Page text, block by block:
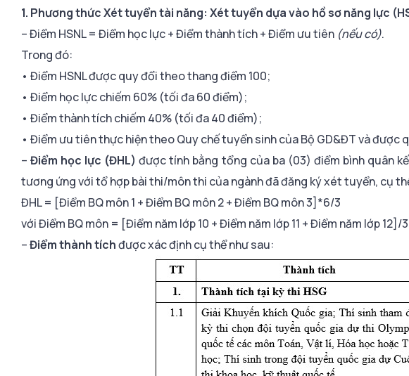
1. Phương thức Xét tuyển tài năng: Xét tuyển dựa vào hồ sơ năng lực
– Điểm HSNL = Điểm học lực + Điểm thành tích + Điểm ưu tiên (nếu có).
Trong đó:
• Điểm HSNL được quy đổi theo thang điểm 100;
• Điểm học lực chiếm 60% (tối đa 60 điểm);
• Điểm thành tích chiếm 40% (tối đa 40 điểm);
• Điểm ưu tiên thực hiện theo Quy chế tuyển sinh của Bộ GD&ĐT và được
–Điểm học lực (ĐHL) được tính bằng tổng của ba (03) điểm bình quân
tương ứng với tổ hợp bài thi/môn thi của ngành đã đăng ký xét tuyển, cụ
ĐHL = [Điểm BQ môn 1 + Điểm BQ môn 2 + Điểm BQ môn 3]*6/3
với Điểm BQ môn = [Điểm năm lớp 10 + Điểm năm lớp 11 + Điểm năm lớp 12]/3
–Điểm thành tíchđược xác định cụ thể như sau: